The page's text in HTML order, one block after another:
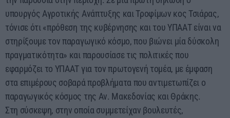
υπουργός Αγροτικής Ανάπτυξης και Τροφίμων κος Τσιάρας,
τόνισε ότι «πρόθεση της κυβέρνησης και του ΥΠΑΑΤ είναι να
στηρίξουμε τον παραγωγικό κόσμο, που βιώνει μία δύσκολη
πραγματικότητα» και παρουσίασε τις πολιτικές που
εφαρμόζει το ΥΠΑΑΤ για τον πρωτογενή τομέα, με έμφαση
στα επιμέρους σοβαρά προβλήματα που αντιμετωπίζει ο
παραγωγικός κόσμος της Αν. Μακεδονίας και Θράκης.
Στη σύσκεψη, στην οποία συμμετείχαν βουλευτές,